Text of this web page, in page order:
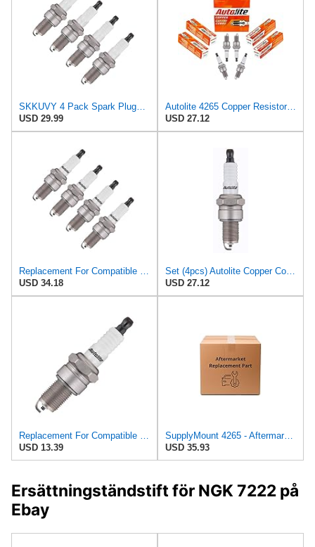
SKKUVY 4 Pack Spark Plugs, 4265-4PK Replacement for Autolite OEM
USD 29.99
Autolite 4265 Copper Resistor Automotive Replacement Spark Plugs (4 Pack)
USD 27.12
USD 34.18
USD 27.12
USD 13.39
SupplyMount 4265 - Aftermarket Replacement Spark Plug Box of 4 Compatible with AUTOLITE
USD 35.93
Ersättningständstift för NGK 7222 på
Ebay